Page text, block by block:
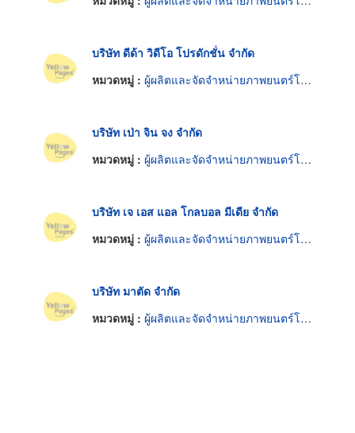
บริษัท ดีด้า วิดีโอ โปรดักชั่น จำกัด
หมวดหมู่ : ผู้ผลิตและจัดจำหน่ายภาพยนตร์โทรทัศน์
บริษัท เป่า จิน จง จำกัด
หมวดหมู่ : ผู้ผลิตและจัดจำหน่ายภาพยนตร์โทรทัศน์
บริษัท เจ เอส แอล โกลบอล มีเดีย จำกัด
หมวดหมู่ : ผู้ผลิตและจัดจำหน่ายภาพยนตร์โทรทัศน์
บริษัท มาตัด จำกัด
หมวดหมู่ : ผู้ผลิตและจัดจำหน่ายภาพยนตร์โทรทัศน์